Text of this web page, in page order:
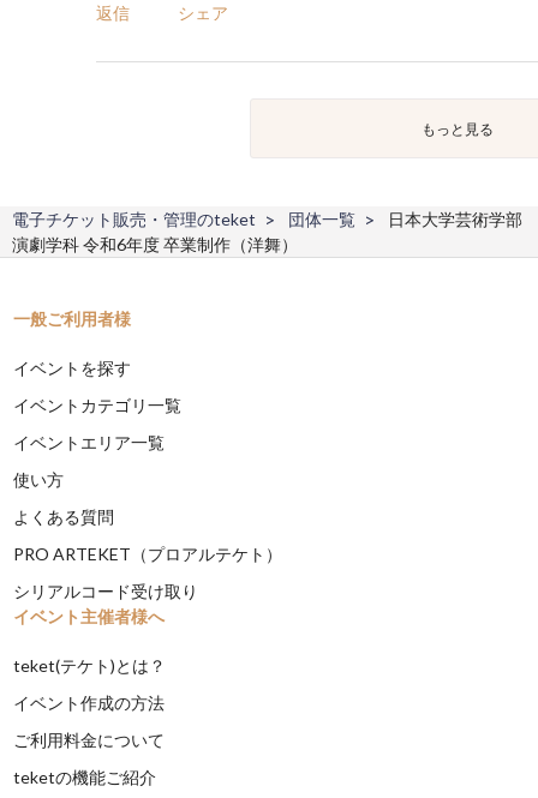
返信 シェア
もっと見る
電子チケット販売・管理のteket 団体一覧
日本大学芸術学部
演劇学科 令和6年度 卒業制作（洋舞）
一般ご利用者様
イベントを探す
イベントカテゴリ一覧
イベントエリア一覧
使い方
よくある質問
PRO ARTEKET（プロアルテケト）
シリアルコード受け取り
イベント主催者様へ
teket(テケト)とは？
イベント作成の方法
ご利用料金について
teketの機能ご紹介